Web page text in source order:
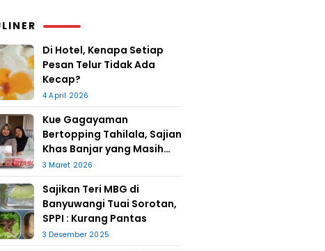
Di Hotel, Kenapa Setiap
Pesan Telur Tidak Ada
Kecap?
4 April 2026
Kue Gagayaman
Bertopping Tahilala, Sajian
Khas Banjar yang Masih
Bertahan
3 Maret 2026
Sajikan Teri MBG di
Banyuwangi Tuai Sorotan,
SPPI : Kurang Pantas
3 Desember 2025